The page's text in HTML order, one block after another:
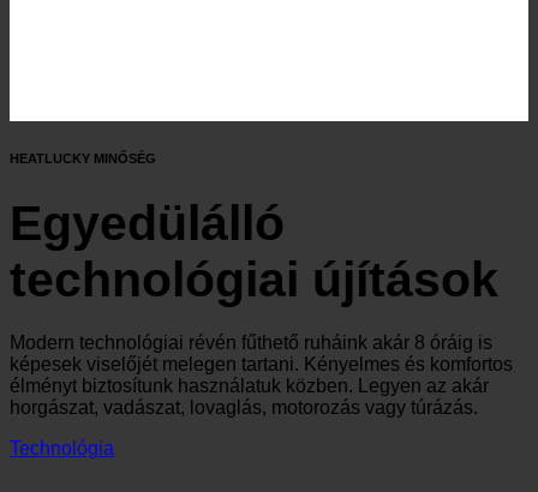
HEATLUCKY MINŐSÉG
Egyedülálló
technológiai újítások
Modern technológiai révén fűthető ruháink akár 8 óráig is
képesek viselőjét melegen tartani. Kényelmes és komfortos
élményt biztosítunk használatuk közben. Legyen az akár
horgászat, vadászat, lovaglás, motorozás vagy túrázás.
Technológia